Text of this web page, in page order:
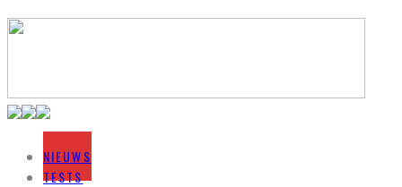
NIEUWS
TESTS